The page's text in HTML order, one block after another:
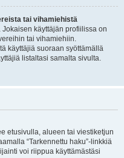
tai vihamiehistä
käyttäjän profiilissa on
tai vihamiehiin.
käyttäjiä suoraan syöttämällä
listaltasi samalta sivulta.
etusivulla, alueen tai viestiketjun
“Tarkennettu haku”-linkkiä
voi riippua käyttämästäsi